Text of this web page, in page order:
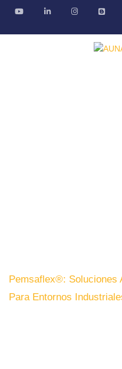
Pemsaflex®: Soluciones
Para Entornos